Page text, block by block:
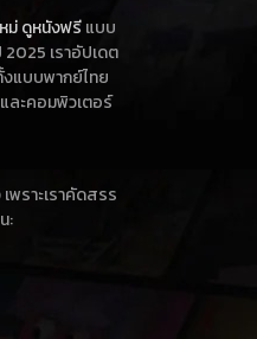
ม่ดูหนังฟรีแบบ
เราอัปเดต
แบบพากย์ไทย
ละคอมพิวเตอร์
ราะเราคัดสรร
: